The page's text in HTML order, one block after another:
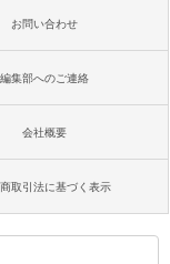
お問い合わせ
編集部へのご連絡
会社概要
取引法に基づく表示